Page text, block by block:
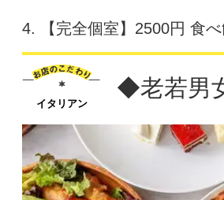
4. 【完全個室】2500円 食
イタリアン
◆老若男